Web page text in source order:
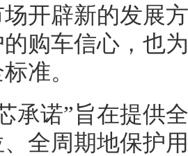
开辟新的发展
购车信心，也
准。
承诺”旨在提供
全周期地保护